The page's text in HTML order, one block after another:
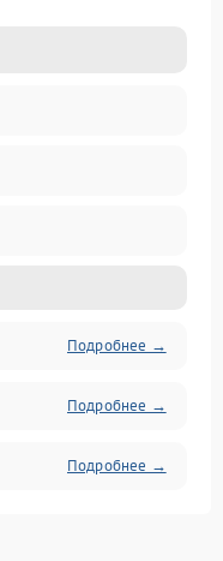
Подробнее →
Подробнее →
Подробнее →